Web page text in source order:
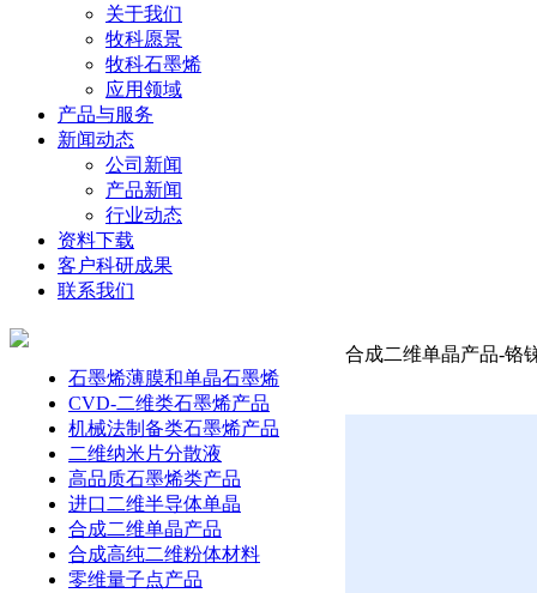
关于我们
牧科愿景
牧科石墨烯
应用领域
产品与服务
新闻动态
公司新闻
产品新闻
行业动态
资料下载
客户科研成果
联系我们
石墨烯薄膜和单晶石墨烯
CVD-二维类石墨烯产品
机械法制备类石墨烯产品
二维纳米片分散液
高品质石墨烯类产品
进口二维半导体单晶
合成二维单晶产品
合成高纯二维粉体材料
零维量子点产品
合成二维单晶产品-铬